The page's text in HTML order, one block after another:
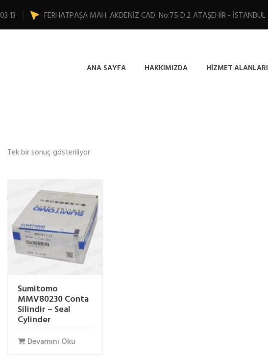
13 FERHATPAŞA MAH. AKDENİZ CAD. No:75 D:2 ATAŞEHİR - İSTANBUL
ANA SAYFA HAKKIMIZDA HIZMET ALANLARI
Tek bir sonuç gösteriliyor
Sumitomo
MMV80230 Conta
Silindir – Seal
Cylinder
Devamını Oku